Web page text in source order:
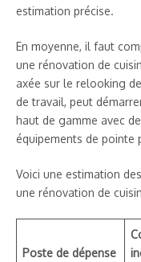
estimation précise.
En moyenne, il faut
une rénovation de
axée sur le relooking
de travail, peut
haut de gamme avec
équipements de pointe
Voici une estimation
une rénovation de
Poste de dépense